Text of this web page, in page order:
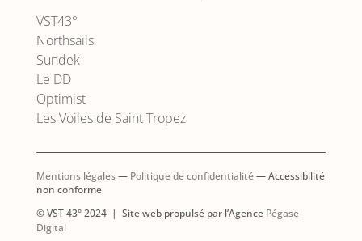
AJOUTER AU PANIER
VST43°
Northsails
Sundek
Le DD
Optimist
Les Voiles de Saint Tropez
Mentions légales— Politique de confidentialité— Accessibilité
non conforme
© VST 43° 2024 | Site web propulsé par l’Agence Pégase
Digital